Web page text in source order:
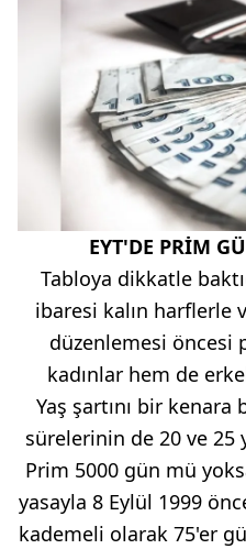
EYT'DE PRİM
Tabloya dikkatle
ibaresi kalın harflerle
düzenlemesi öncesi
kadınlar hem de
Yaş şartını bir kenara
sürelerinin de 20 ve 25
Prim 5000 gün mü
yasayla 8 Eylül 1999
kademeli olarak 75'er